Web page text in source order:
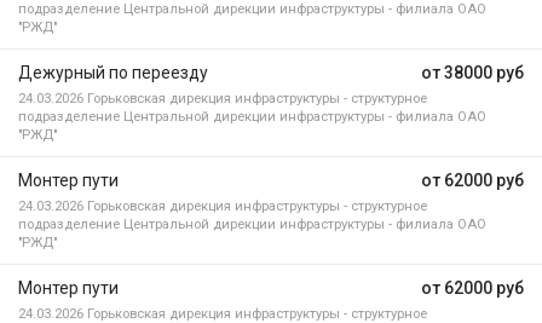
подразделение Центральной дирекции инфраструктуры - филиала ОАО
"РЖД"
от 38000 руб
Дежурный по переезду
24.03.2026 Горьковская дирекция инфраструктуры - структурное
подразделение Центральной дирекции инфраструктуры - филиала ОАО
"РЖД"
от 62000 руб
Монтер пути
24.03.2026 Горьковская дирекция инфраструктуры - структурное
подразделение Центральной дирекции инфраструктуры - филиала ОАО
"РЖД"
от 62000 руб
Монтер пути
24.03.2026 Горьковская дирекция инфраструктуры - структурное